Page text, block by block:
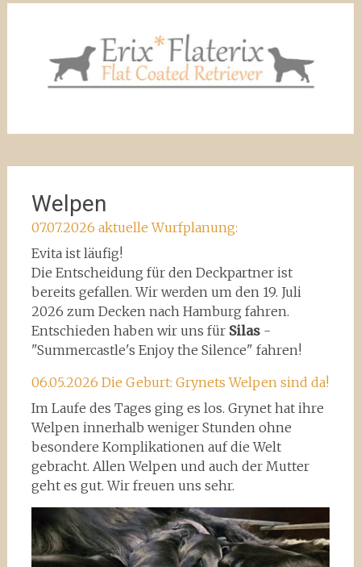
Welpen
07.07.2026 aktuelle Wurfplanung:
Evita ist läufig!
Die Entscheidung für den Deckpartner ist
bereits gefallen. Wir werden um den 19. Juli
2026 zum Decken nach Hamburg fahren.
Entschieden haben wir uns für Silas-
"Summercastle's Enjoy the Silence" fahren!
06.05.2026 Die Geburt: Grynets Welpen sind da!
Im Laufe des Tages ging es los. Grynet hat ihre
Welpen innerhalb weniger Stunden ohne
besondere Komplikationen auf die Welt
gebracht. Allen Welpen und auch der Mutter
geht es gut. Wir freuen uns sehr.